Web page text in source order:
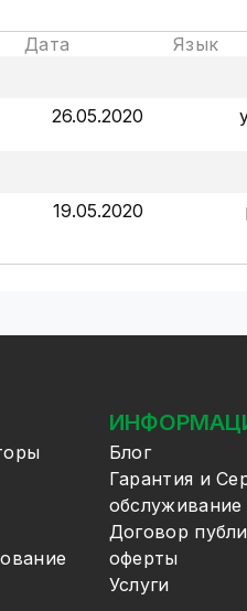
Дата Язык
26.05.2020
19.05.2020
Блог
Гарантия и
обслуживание
Договор
оферты
Услуги